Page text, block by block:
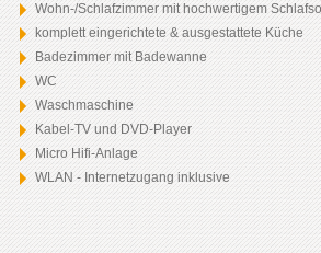
Wohn-/Schlafzimmer mit hochwertigem
komplett eingerichtete & ausgestattete Küche
Badezimmer mit Badewanne
WC
Waschmaschine
Kabel-TV und DVD-Player
Micro Hifi-Anlage
WLAN - Internetzugang inklusive